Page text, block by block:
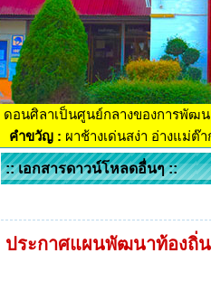
ดอนศิลาเป็นศูนย์กลางของการพัฒ
คำขวัญ : ผาช้างเด่นสง่า อ่างแม่ต๊
:: เอกสารดาวน์โหลดอื่นๆ ::
ประกาศแผนพัฒนาท้องถิ่น